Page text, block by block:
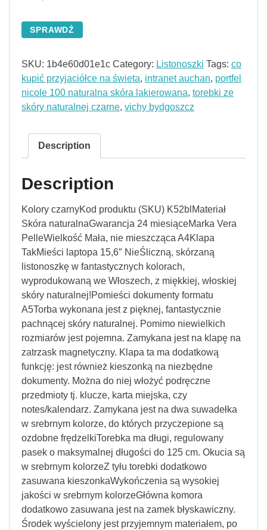
SPRAWDŹ
SKU: 1b4e60d01e1c Category: Listonoszki Tags: co
kupić przyjaciółce na świeta, intranet auchan, portfel
nicole 100 naturalna skóra lakierowana, torebki ze
skóry naturalnej czarne, vichy bydgoszcz
Description
Description
Kolory czarnyKod produktu (SKU) K52blMateriał
Skóra naturalnaGwarancja 24 miesiąceMarka Vera
PelleWielkość Mała, nie mieszcząca A4Klapa
TakMieści laptopa 15,6″ NieŚliczną, skórzaną
listonoszkę w fantastycznych kolorach,
wyprodukowaną we Włoszech, z miękkiej, włoskiej
skóry naturalnej!Pomieści dokumenty formatu
A5Torba wykonana jest z pięknej, fantastycznie
pachnącej skóry naturalnej. Pomimo niewielkich
rozmiarów jest pojemna. Zamykana jest na klapę na
zatrzask magnetyczny. Klapa ta ma dodatkową
funkcję: jest również kieszonką na niezbędne
dokumenty. Można do niej włożyć podręczne
przedmioty tj. klucze, karta miejska, czy
notes/kalendarz. Zamykana jest na dwa suwadełka
w srebrnym kolorze, do których przyczepione są
ozdobne frędzelkiTorebka ma długi, regulowany
pasek o maksymalnej długości do 125 cm. Okucia są
w srebrnym kolorzeZ tyłu torebki dodatkowo
zasuwana kieszonkaWykończenia są wysokiej
jakości w srebrnym kolorzeGłówna komora
dodatkowo zasuwana jest na zamek błyskawiczny.
Środek wyścielony jest przyjemnym materiałem, po